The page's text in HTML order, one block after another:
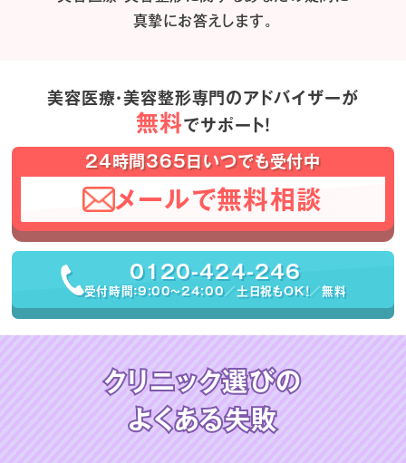
真摯にお答えします。
美容医療・美容整形専門のアドバイザーが
無料でサポート！
24時間365日いつでも受付中
メールで無料相談
0120-424-246
受付時間：9:00〜24:00／土日祝もOK！／無料
クリニック選びの
よくある失敗